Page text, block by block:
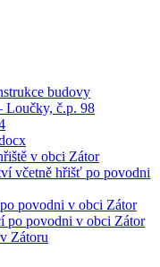
budovy
Loučky, č.p. 98
v obci Zátor
včetně hřišť po povodni
povodni v obci Zátor
po povodni v obci Zátor
Zátoru